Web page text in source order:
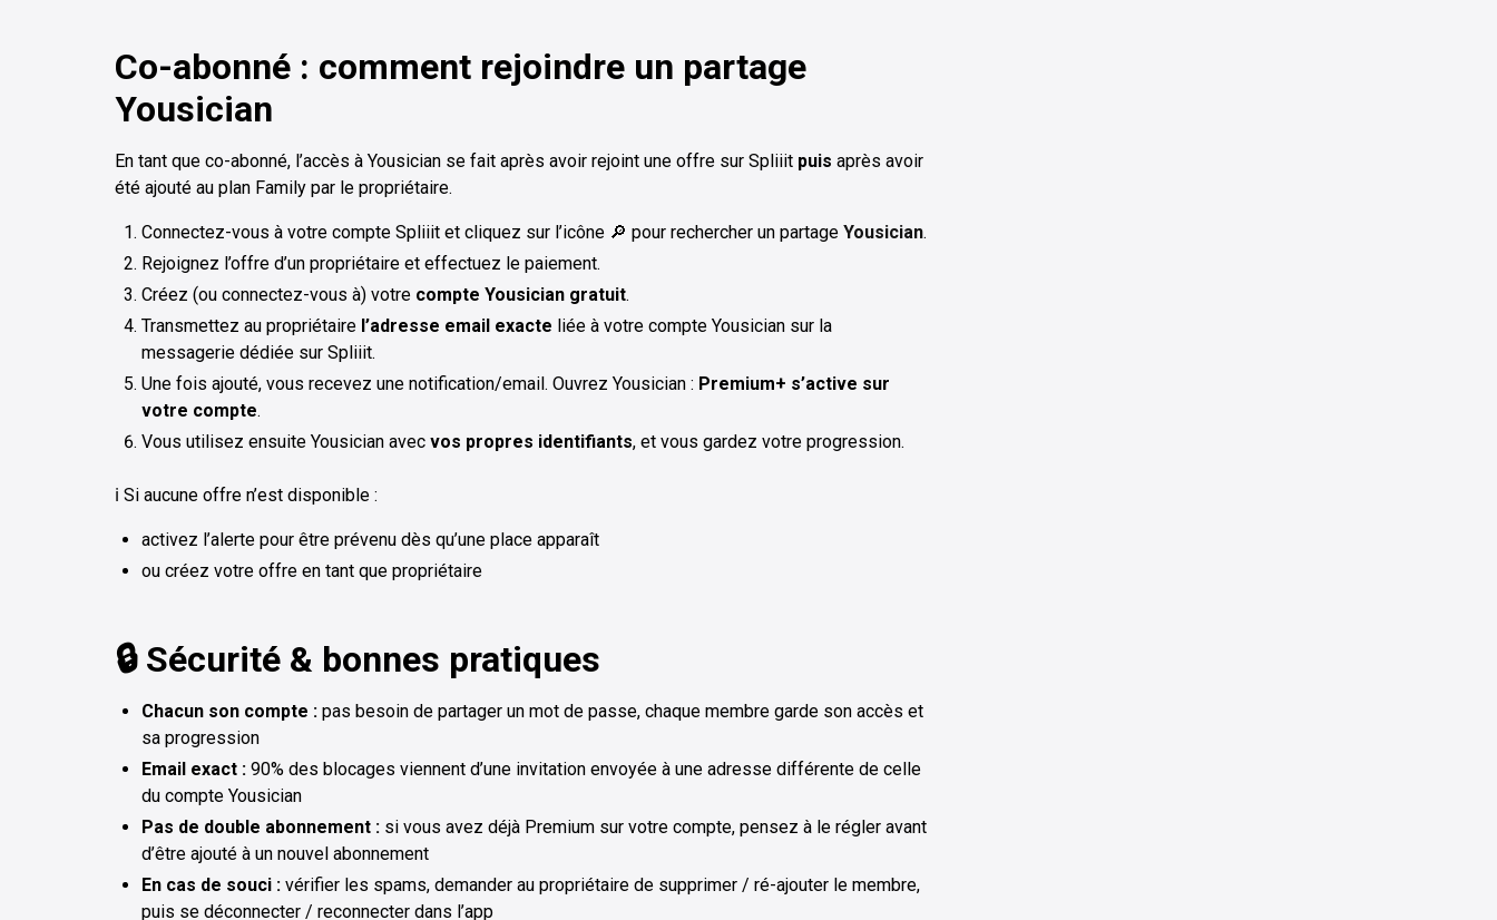
Co-abonné : comment rejoindre un partage
Yousician
En tant que co-abonné, l’accès à Yousician se fait après avoir rejoint une offre sur Spliiit puis après avoir
été ajouté au plan Family par le propriétaire.
Connectez-vous à votre compte Spliiit et cliquez sur l’icône 🔎 pour rechercher un partage Yousician.
Rejoignez l’offre d’un propriétaire et effectuez le paiement.
Créez (ou connectez-vous à) votre compte Yousician gratuit.
Transmettez au propriétaire l’adresse email exacte liée à votre compte Yousician sur la
messagerie dédiée sur Spliiit.
Une fois ajouté, vous recevez une notification/email. Ouvrez Yousician : Premium+ s’active sur
votre compte.
Vous utilisez ensuite Yousician avec vos propres identifiants, et vous gardez votre progression.
ℹ️ Si aucune offre n’est disponible :
activez l’alerte pour être prévenu dès qu’une place apparaît
ou créez votre offre en tant que propriétaire
🔒 Sécurité & bonnes pratiques
Chacun son compte : pas besoin de partager un mot de passe, chaque membre garde son accès et
sa progression
Email exact : 90% des blocages viennent d’une invitation envoyée à une adresse différente de celle
du compte Yousician
Pas de double abonnement : si vous avez déjà Premium sur votre compte, pensez à le régler avant
d’être ajouté à un nouvel abonnement
En cas de souci : vérifier les spams, demander au propriétaire de supprimer / ré-ajouter le membre,
puis se déconnecter / reconnecter dans l’app